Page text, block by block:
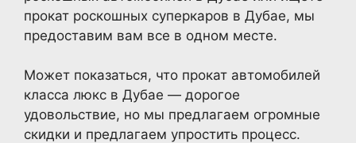
прокат роскошных суперкаров в Дубае, мы
предоставим вам все в одном месте.
Может показаться, что прокат автомобилей
класса люкс в Дубае — дорогое
удовольствие, но мы предлагаем огромные
скидки и предлагаем упростить процесс.